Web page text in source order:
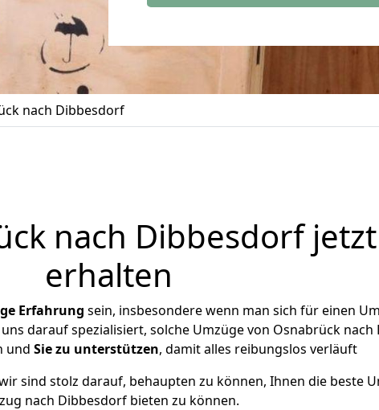
nach Dibbesdorf
nach Dibbesdorf
erhalten
Erfahrung sein, insbesondere wenn man sich für einen
darauf spezialisiert, solche Umzüge von Osnabrück
und Sie zu unterstützen, damit alles reibungslos verläuft
sind stolz darauf, behaupten zu können, Ihnen die beste
nach Dibbesdorf bieten zu können.